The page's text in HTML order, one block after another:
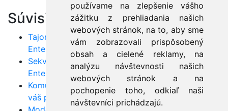
používame na zlepšenie vášho
zážitku z prehliadania našich
webových stránok, na to, aby sme
vám zobrazovali prispôsobený
obsah a cielené reklamy, na
analýzu návštevnosti našich
webových stránok a na
pochopenie toho, odkiaľ naši
návštevníci prichádzajú.
Súvisiace články:
Tajomstvá Use-case diagramov v nástroji
Enterprise Architect
Sekvenčné diagramy krok za krokom v
Enterprise Architect
Komunikačné diagramy: Efektívne plánovanie pre
váš projekt